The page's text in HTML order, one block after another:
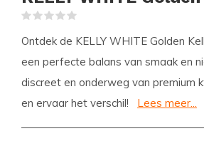
Ontdek de KELLY WHITE Golden
een perfecte balans van smaak en
discreet en onderweg van premium
en ervaar het verschil!
Lees meer...